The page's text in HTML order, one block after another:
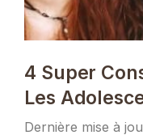
4 Super
Les